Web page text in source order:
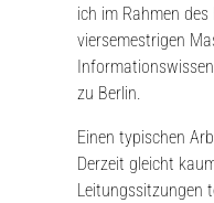
ich im Rahmen
viersemestrigen
zu Berlin.
Einen typischen
Derzeit gleicht
Leitungssitzungen